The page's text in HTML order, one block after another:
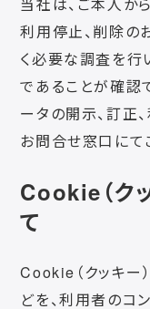
利用停止、削除の
く必要な調査を行
であることが確認
ータの開示、訂正
お問合せ窓口にて
Cookie（ク
て
Cookie（クッキー
どを、利用者のコ